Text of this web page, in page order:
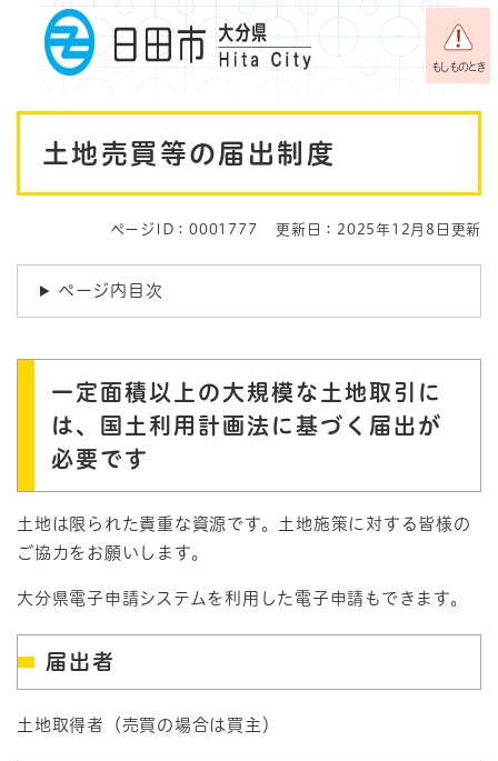
メニューを飛ばして本文へ
もしものとき
土地売買等の届出制度
ページID：0001777 更新日：2025年12月8日更新
ページ内目次
一定面積以上の大規模な土地取引に
は、国土利用計画法に基づく届出が
必要です
土地は限られた貴重な資源です。土地施策に対する皆様の
ご協力をお願いします。
大分県電子申請システムを利用した電子申請もできます。
届出者
土地取得者（売買の場合は買主）